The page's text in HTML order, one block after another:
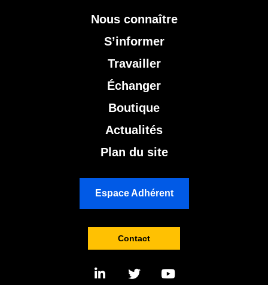
Nous connaître
S’informer
Travailler
Échanger
Boutique
Actualités
Plan du site
Espace Adhérent
Contact